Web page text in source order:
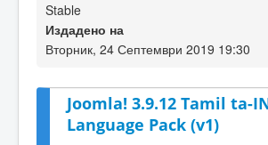
Stable
Издадено на
Вторник, 24 Септември 2019 19:30
Joomla! 3.9.12 Tamil ta-
Language Pack (v1)